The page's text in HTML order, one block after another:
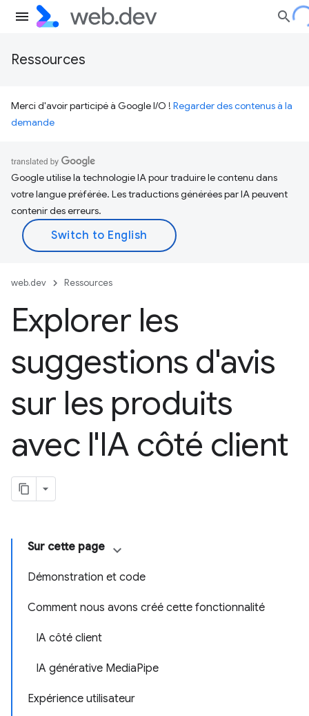
Ressources
Merci d'avoir participé à Google I/O ! Regarder des contenus à la
demande
Google utilise la technologie IA pour traduire le contenu dans
votre langue préférée. Les traductions générées par IA peuvent
contenir des erreurs.
web.dev Ressources
Explorer les
suggestions d'avis
sur les produits
avec l'IA côté client
Sur cette page
Démonstration et code
Comment nous avons créé cette fonctionnalité
IA côté client
IA générative MediaPipe
Expérience utilisateur